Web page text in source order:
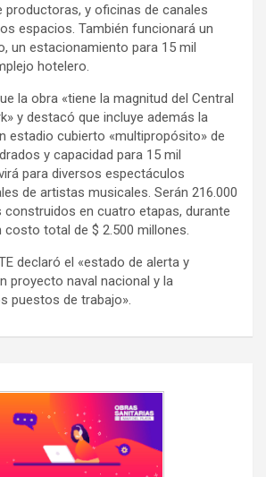
productoras, y oficinas de canales
espacios. También funcionará un
un estacionamiento para 15 mil
hotelero.
la obra «tiene la magnitud del Central
y destacó que incluye además la
estadio cubierto «multipropósito» de
y capacidad para 15 mil
para diversos espectáculos
de artistas musicales. Serán 216.000
en cuatro etapas, durante
total de $ 2.500 millones.
declaró el «estado de alerta y
proyecto naval nacional y la
puestos de trabajo».